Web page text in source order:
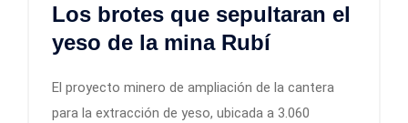
Los brotes que sepultaran el
yeso de la mina Rubí
El proyecto minero de ampliación de la cantera
para la extracción de yeso, ubicada a 3.060